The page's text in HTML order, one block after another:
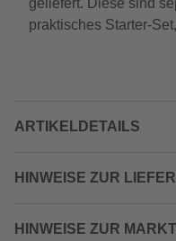
geliefert. Diese sind
praktisches Starter-
ARTIKELDETAILS
HINWEISE ZUR
HINWEISE ZUR